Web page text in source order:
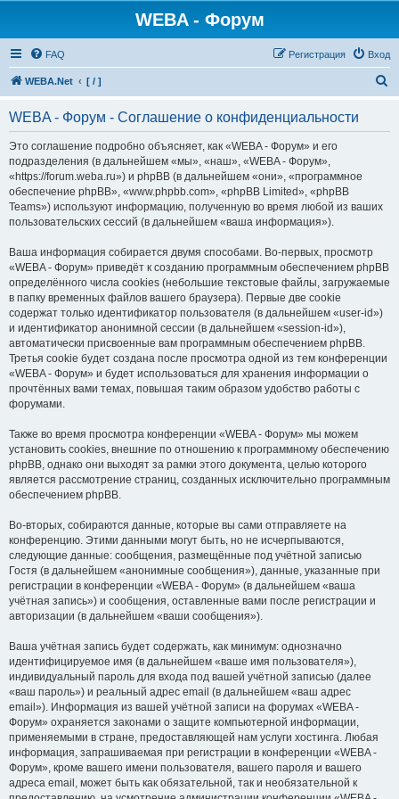
WEBA - Форум
FAQ Вход
Регистрация
WEBA.Net [ / ]
WEBA - Форум - Соглашение о конфиденциальности
Это соглашение подробно объясняет, как «WEBA - Форум» и его
подразделения (в дальнейшем «мы», «наш», «WEBA - Форум»,
«https://forum.weba.ru») и phpBB (в дальнейшем «они», «программное
обеспечение phpBB», «www.phpbb.com», «phpBB Limited», «phpBB
Teams») используют информацию, полученную во время любой из ваших
пользовательских сессий (в дальнейшем «ваша информация»).
Ваша информация собирается двумя способами. Во-первых, просмотр
«WEBA - Форум» приведёт к созданию программным обеспечением phpBB
определённого числа cookies (небольшие текстовые файлы, загружаемые
в папку временных файлов вашего браузера). Первые две cookie
содержат только идентификатор пользователя (в дальнейшем «user-id»)
и идентификатор анонимной сессии (в дальнейшем «session-id»),
автоматически присвоенные вам программным обеспечением phpBB.
Третья cookie будет создана после просмотра одной из тем конференции
«WEBA - Форум» и будет использоваться для хранения информации о
прочтённых вами темах, повышая таким образом удобство работы с
форумами.
Также во время просмотра конференции «WEBA - Форум» мы можем
установить cookies, внешние по отношению к программному обеспечению
phpBB, однако они выходят за рамки этого документа, целью которого
является рассмотрение страниц, созданных исключительно программным
обеспечением phpBB.
Во-вторых, собираются данные, которые вы сами отправляете на
конференцию. Этими данными могут быть, но не исчерпываются,
следующие данные: сообщения, размещённые под учётной записью
Гостя (в дальнейшем «анонимные сообщения»), данные, указанные при
регистрации в конференции «WEBA - Форум» (в дальнейшем «ваша
учётная запись») и сообщения, оставленные вами после регистрации и
авторизации (в дальнейшем «ваши сообщения»).
Ваша учётная запись будет содержать, как минимум: однозначно
идентифицируемое имя (в дальнейшем «ваше имя пользователя»),
индивидуальный пароль для входа под вашей учётной записью (далее
«ваш пароль») и реальный адрес email (в дальнейшем «ваш адрес
email»). Информация из вашей учётной записи на форумах «WEBA -
Форум» охраняется законами о защите компьютерной информации,
применяемыми в стране, предоставляющей нам услуги хостинга. Любая
информация, запрашиваемая при регистрации в конференции «WEBA -
Форум», кроме вашего имени пользователя, вашего пароля и вашего
адреса email, может быть как обязательной, так и необязательной к